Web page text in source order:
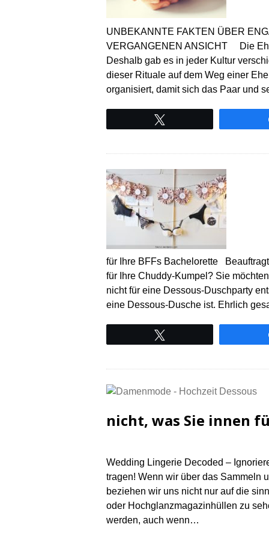
UNBEKANNTE FAKTEN ÜBER
VERGANGENEN ANSICHT Die
Deshalb gab es in jeder Kultur
dieser Rituale auf dem Weg einer
organisiert, damit sich das Paar und
für Ihre BFFs Bachelorette
für Ihre Chuddy-Kumpel? Sie
nicht für eine Dessous-Duschparty
eine Dessous-Dusche ist. Ehrlich
nicht, was Sie innen
Wedding Lingerie Decoded –
tragen! Wenn wir über das Sammeln
beziehen wir uns nicht nur auf die
oder Hochglanzmagazinhüllen zu
werden, auch wenn…